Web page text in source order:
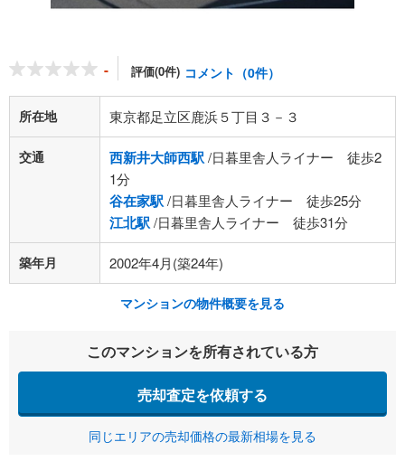
- 評価(0件) コメント（0件）
所在地 東京都足立区鹿浜５丁目３－３
交通 西新井大師西駅/日暮里舎人ライナー 徒歩2
1分
谷在家駅/日暮里舎人ライナー 徒歩25分
江北駅/日暮里舎人ライナー 徒歩31分
築年月 2002年4月(築24年)
マンションの物件概要を見る
このマンションを所有されている方
売却査定を依頼する
同じエリアの売却価格の最新相場を見る